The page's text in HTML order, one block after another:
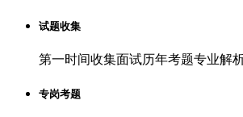
试题收集
第一时间收集面试历年考题专业解
专岗考题